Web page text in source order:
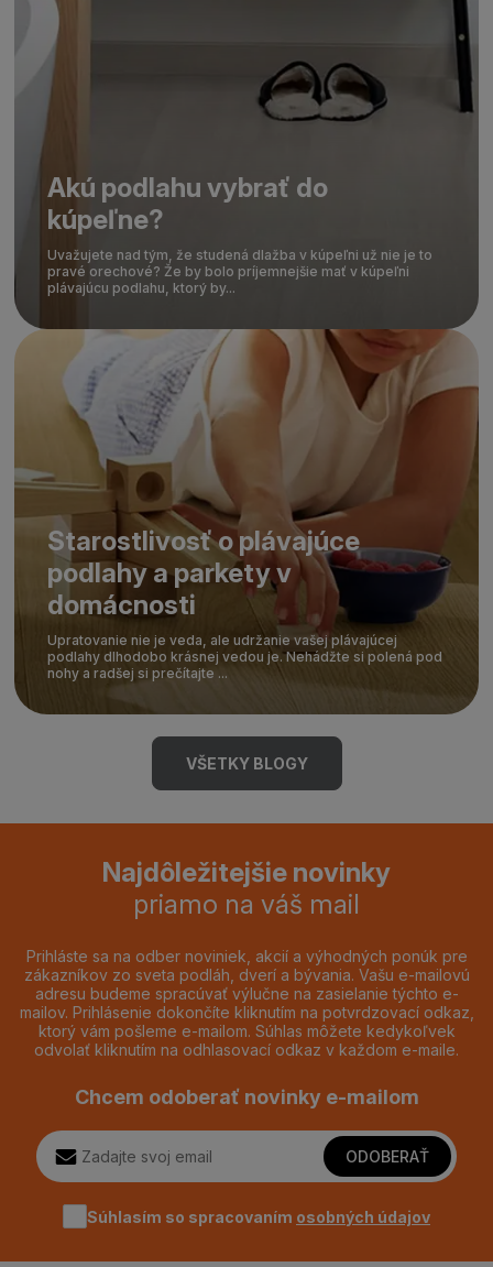
Akú podlahu vybrať do
kúpeľne?
Uvažujete nad tým, že studená dlažba v kúpeľni už nie je to
pravé orechové? Že by bolo príjemnejšie mať v kúpeľni
plávajúcu podlahu, ktorý by...
Starostlivosť o plávajúce
podlahy a parkety v
domácnosti
Upratovanie nie je veda, ale udržanie vašej plávajúcej
podlahy dlhodobo krásnej vedou je. Nehádžte si polená pod
nohy a radšej si prečítajte ...
VŠETKY BLOGY
Najdôležitejšie novinky
priamo na váš mail
Prihláste sa na odber noviniek, akcií a výhodných ponúk pre
zákazníkov zo sveta podláh, dverí a bývania. Vašu e-mailovú
adresu budeme spracúvať výlučne na zasielanie týchto e-
mailov. Prihlásenie dokončíte kliknutím na potvrdzovací odkaz,
ktorý vám pošleme e-mailom. Súhlas môžete kedykoľvek
odvolať kliknutím na odhlasovací odkaz v každom e-maile.
Chcem odoberať novinky e-mailom
ODOBERAŤ
Súhlasím so spracovaním osobných údajov